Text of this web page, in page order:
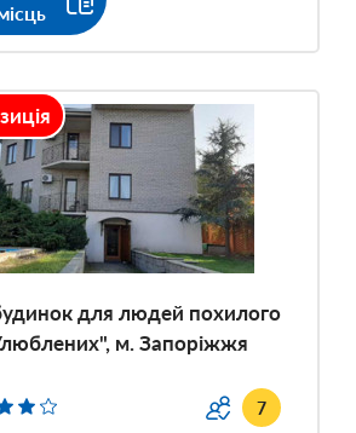
для людей похилого
м. Запоріжжя
7